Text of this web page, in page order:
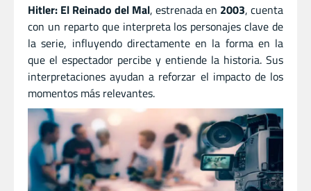
Hitler: El Reinado del Mal, estrenada en 2003, cuenta
con un reparto que interpreta los personajes clave de
la serie, influyendo directamente en la forma en la
que el espectador percibe y entiende la historia. Sus
interpretaciones ayudan a reforzar el impacto de los
momentos más relevantes.